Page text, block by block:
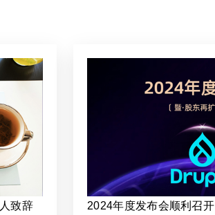
致辞
2024年度发布会顺利召开